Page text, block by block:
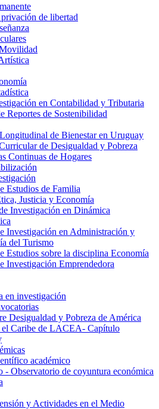
de libertad
en Contabilidad y Tributaria
Reportes de Sostenibilidad
de Bienestar en Uruguay
de Desigualdad y Pobreza
Continuas de Hogares
Estudios de Familia
Justicia y Economía
Investigación en Dinámica
Investigación en Administración y
del Turismo
Estudios sobre la disciplina Economía
Investigación Emprendedora
en investigación
Desigualdad y Pobreza de América
Caribe de LACEA- Capítulo
académico
- Observatorio de coyuntura económica
y Actividades en el Medio